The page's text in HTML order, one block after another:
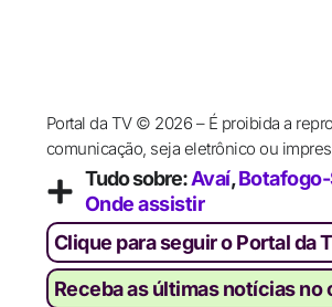
Portal da TV © 2026 – É proibida a
comunicação, seja eletrônico ou
Tudo sobre:Avaí,
Onde assistir
Clique para seguir o Portal da
Receba as últimas notícias no